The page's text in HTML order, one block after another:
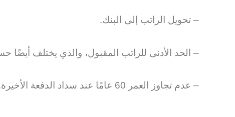
– تحويل الراتب إلى البنك.
– الحد الأدنى للراتب المقبول، والذي يختلف
– عدم تجاوز العمر 60 عامًا عند سداد الدفعة الأخيرة.